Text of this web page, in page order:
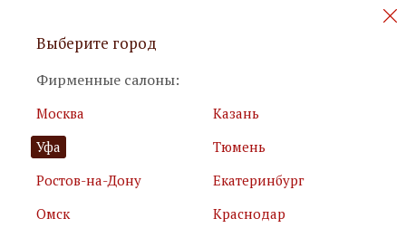
Персональные акции и новинки
Я принимаю
условия использования сайта
Выберите город
Фирменные салоны:
Москва
Казань
Уфа
Тюмень
Ростов-на-Дону
Екатеринбург
Омск
Краснодар